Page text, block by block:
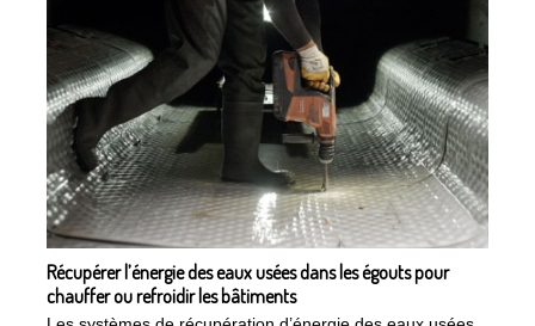
Récupérer l’énergie des eaux usées dans les égouts pour
chauffer ou refroidir les bâtiments